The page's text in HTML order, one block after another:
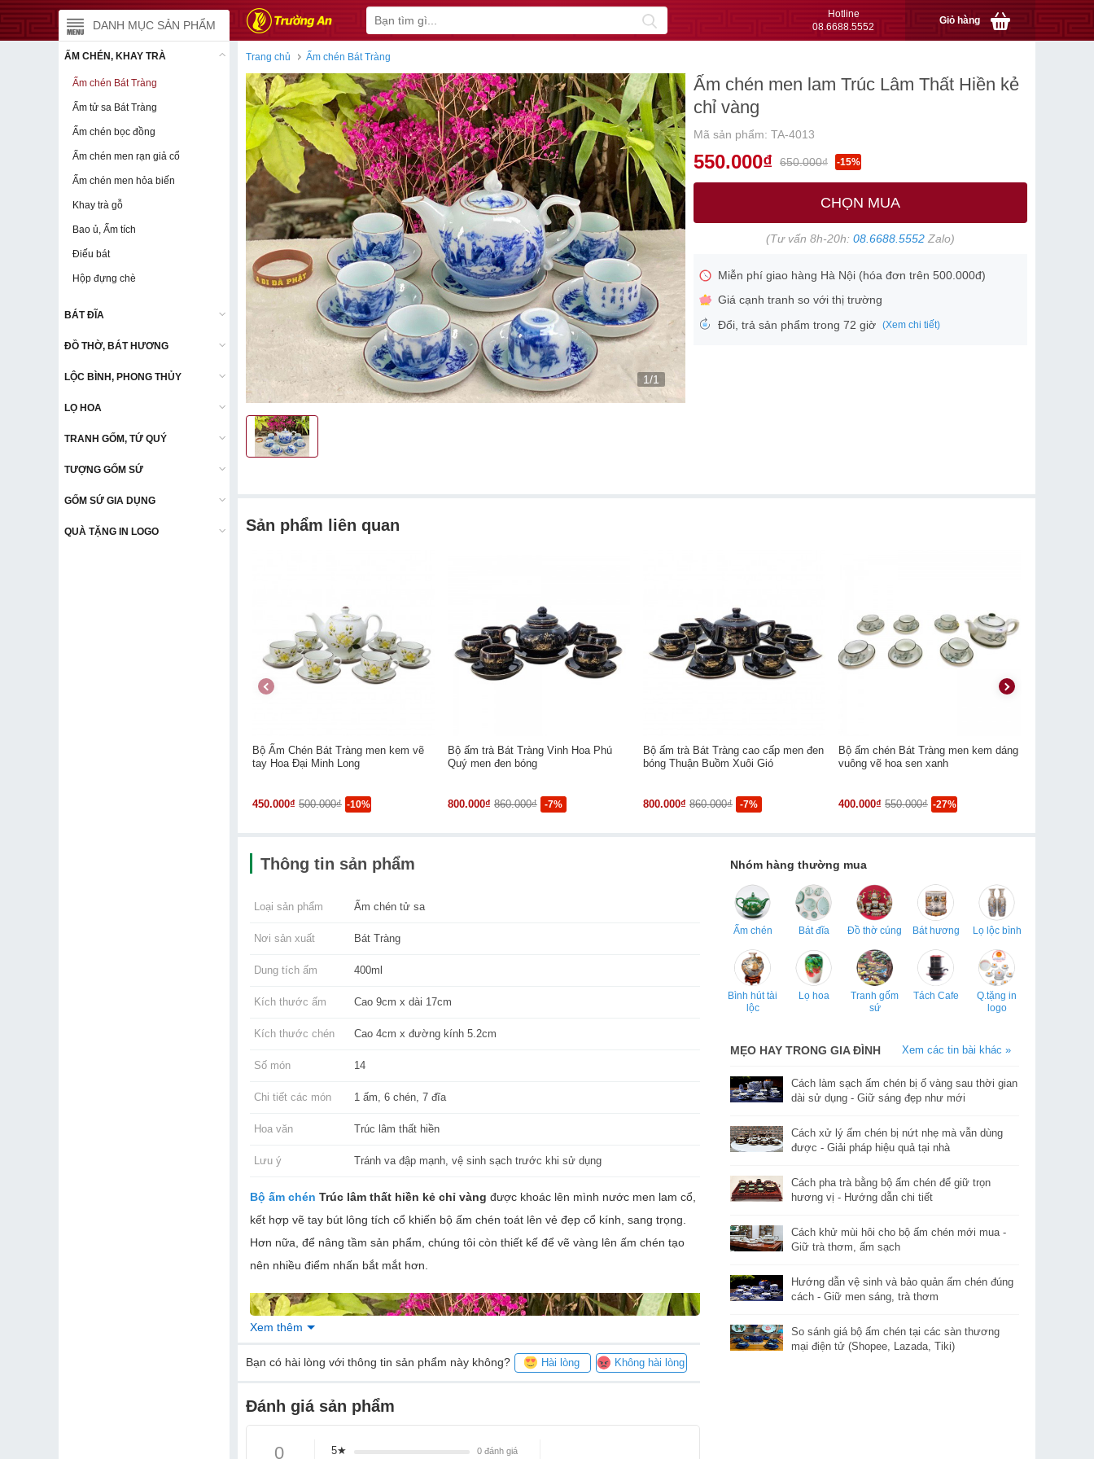
Hotline
08.6688.5552
Giỏ hàng
DANH MỤC SẢN PHẨM
ẤM CHÉN, KHAY TRÀ
Ấm chén Bát Tràng
Ấm tử sa Bát Tràng
Ấm chén bọc đồng
Ấm chén men rạn giả cổ
Ấm chén men hỏa biến
Khay trà gỗ
Bao ủ, Ấm tích
Điếu bát
Hộp đựng chè
BÁT ĐĨA
ĐỒ THỜ, BÁT HƯƠNG
LỘC BÌNH, PHONG THỦY
LỌ HOA
TRANH GỐM, TỨ QUÝ
TƯỢNG GỐM SỨ
GỐM SỨ GIA DỤNG
QUÀ TẶNG IN LOGO
DANH MỤC SẢN PHẨM
ẤM CHÉN, KHAY TRÀ
Ấm chén Bát Tràng
Ấm tử sa Bát Tràng
Ấm chén bọc đồng
Ấm chén men rạn giả cổ
Ấm chén men hỏa biến
Khay trà gỗ
Bao ủ, Ấm tích
Điếu bát
Hộp đựng chè
BÁT ĐĨA
ĐỒ THỜ, BÁT HƯƠNG
LỘC BÌNH, PHONG THỦY
LỌ HOA
TRANH GỐM, TỨ QUÝ
TƯỢNG GỐM SỨ
GỐM SỨ GIA DỤNG
QUÀ TẶNG IN LOGO
Trang chủ Ấm chén Bát Tràng
1/1
Ấm chén men lam Trúc Lâm Thất Hiền kẻ
chỉ vàng
Mã sản phẩm: TA-4013
550.000₫ 650.000₫ -15%
CHỌN MUA
(Tư vấn 8h-20h: 08.6688.5552 Zalo)
Miễn phí giao hàng Hà Nội (hóa đơn trên 500.000đ)
Giá cạnh tranh so với thị trường
Đổi, trả sản phẩm trong 72 giờ (Xem chi tiết)
Sản phẩm liên quan
Bộ Ấm Chén Bát Tràng men kem vẽ
tay Hoa Đại Minh Long
450.000₫ 500.000₫ -10%
Bộ ấm trà Bát Tràng Vinh Hoa Phú
Quý men đen bóng
800.000₫ 860.000₫ -7%
Bộ ấm trà Bát Tràng cao cấp men đen
bóng Thuận Buồm Xuôi Gió
800.000₫ 860.000₫ -7%
Bộ ấm chén Bát Tràng men kem dáng
vuông vẽ hoa sen xanh
400.000₫ 550.000₫ -27%
Thông tin sản phẩm
Loại sản phẩm Ấm chén tử sa
Nơi sản xuất Bát Tràng
Dung tích ấm 400ml
Kích thước ấm Cao 9cm x dài 17cm
Kích thước chén Cao 4cm x đường kính 5.2cm
Số món 14
Chi tiết các món 1 ấm, 6 chén, 7 đĩa
Hoa văn Trúc lâm thất hiền
Lưu ý Tránh va đập mạnh, vệ sinh sạch trước khi sử dụng
Bộ ấm chén Trúc lâm thất hiền kẻ chỉ vàng được khoác lên mình nước men lam cổ,
kết hợp vẽ tay bút lông tích cổ khiến bộ ấm chén toát lên vẻ đẹp cổ kính, sang trọng.
Hơn nữa, để nâng tầm sản phẩm, chúng tôi còn thiết kế để vẽ vàng lên ấm chén tạo
nên nhiều điểm nhấn bắt mắt hơn.
Xem thêm
Bạn có hài lòng với thông tin sản phẩm này không? Hài lòng Không hài lòng
Đánh giá sản phẩm
0 5★ 0 đánh giá
Nhóm hàng thường mua
Ấm chén Bát đĩa Đồ thờ cúng Bát hương Lọ lộc bình
Bình hút tài
lộc
Lọ hoa
Tranh gốm
sứ
Tách Cafe
Q.tặng in
logo
MẸO HAY TRONG GIA ĐÌNH Xem các tin bài khác »
Cách làm sạch ấm chén bị ố vàng sau thời gian
dài sử dụng - Giữ sáng đẹp như mới
Cách xử lý ấm chén bị nứt nhẹ mà vẫn dùng
được - Giải pháp hiệu quả tại nhà
Cách pha trà bằng bộ ấm chén để giữ trọn
hương vị - Hướng dẫn chi tiết
Cách khử mùi hôi cho bộ ấm chén mới mua -
Giữ trà thơm, ấm sạch
Hướng dẫn vệ sinh và bảo quản ấm chén đúng
cách - Giữ men sáng, trà thơm
So sánh giá bộ ấm chén tại các sàn thương
mại điện tử (Shopee, Lazada, Tiki)